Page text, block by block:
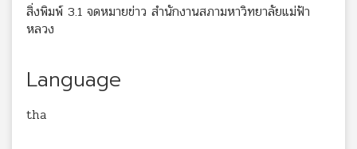
สิ่งพิมพ์ 3.1 จดหมายข่าว สำนักงานสภามหาวิทยาลัยแม่ฟ้า
หลวง
Language
tha